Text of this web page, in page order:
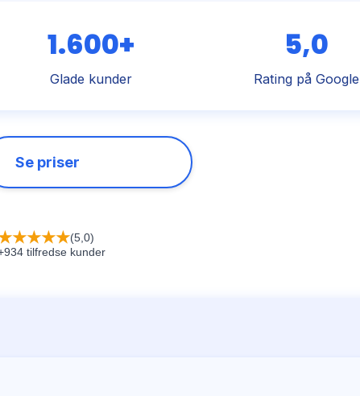
1.600+
Glade kunder
5,0
Rating på Google
Se priser
★★★★(5,0)
tilfredse kunder